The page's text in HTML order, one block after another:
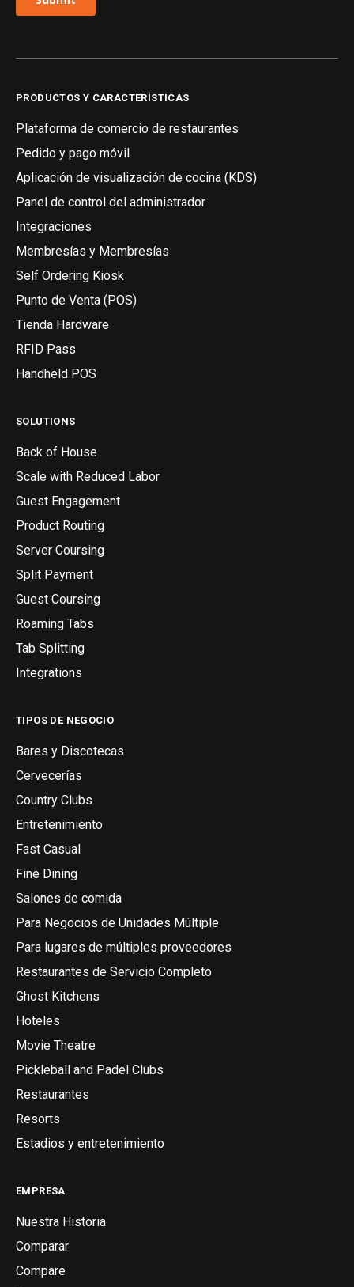
PRODUCTOS Y CARACTERÍSTICAS
Plataforma de comercio de restaurantes
Pedido y pago móvil
Aplicación de visualización de cocina (KDS)
Panel de control del administrador
Integraciones
Membresías y Membresías
Self Ordering Kiosk
Punto de Venta (POS)
Tienda Hardware
RFID Pass
Handheld POS
SOLUTIONS
Back of House
Scale with Reduced Labor
Guest Engagement
Product Routing
Server Coursing
Split Payment
Guest Coursing
Roaming Tabs
Tab Splitting
Integrations
TIPOS DE NEGOCIO
Bares y Discotecas
Cervecerías
Country Clubs
Entretenimiento
Fast Casual
Fine Dining
Salones de comida
Para Negocios de Unidades Múltiple
Para lugares de múltiples proveedores
Restaurantes de Servicio Completo
Ghost Kitchens
Hoteles
Movie Theatre
Pickleball and Padel Clubs
Restaurantes
Resorts
Estadios y entretenimiento
EMPRESA
Nuestra Historia
Comparar
Compare